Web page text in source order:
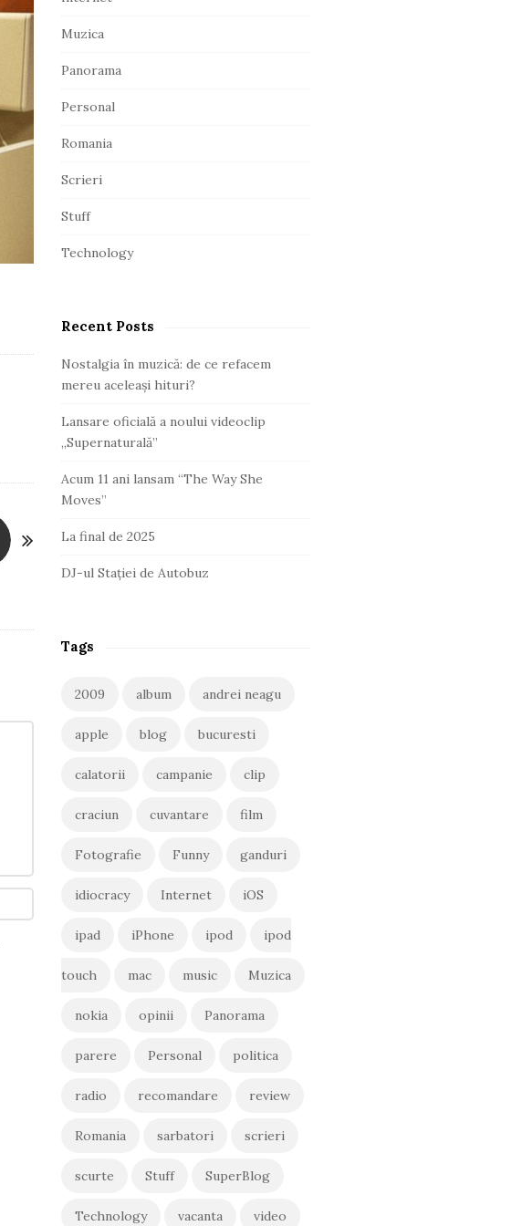
Muzica
Panorama
Personal
Romania
Scrieri
Stuff
Technology
Recent Posts
Nostalgia în muzică: de ce refacem
mereu aceleași hituri?
Lansare oficială a noului videoclip
„Supernaturală”
Acum 11 ani lansam “The Way She
Moves”
La final de 2025
DJ-ul Stației de Autobuz
Tags
2009 album andrei neagu
apple blog bucuresti
calatorii campanie clip
craciun cuvantare film
Fotografie Funny ganduri
idiocracy Internet iOS
ipad iPhone ipod ipod
touch mac music Muzica
nokia opinii Panorama
parere Personal politica
radio recomandare review
Romania sarbatori scrieri
scurte Stuff SuperBlog
Technology vacanta video